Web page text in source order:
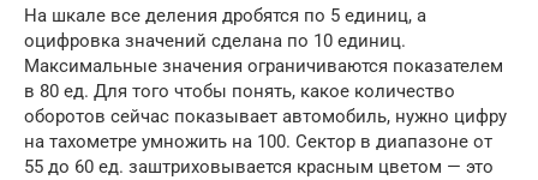
На шкале все деления дробятся по 5 единиц, а
оцифровка значений сделана по 10 единиц.
Максимальные значения ограничиваются показателем
в 80 ед. Для того чтобы понять, какое количество
оборотов сейчас показывает автомобиль, нужно цифру
на тахометре умножить на 100. Сектор в диапазоне от
55 до 60 ед. заштриховывается красным цветом — это